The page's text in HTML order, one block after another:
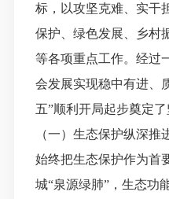
标，以攻坚克难、实干
保护、绿色发展、乡村
等各项重点工作。经过
会发展实现稳中有进、
五”顺利开局起步奠定了
（一）生态保护纵深推
始终把生态保护作为首
城“泉源绿肺”，生态功